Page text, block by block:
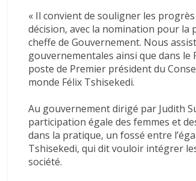
« Il convient de souligner les
décision, avec la nomination pour la
cheffe de Gouvernement. Nous
gouvernementales ainsi que dans
poste de Premier président du
monde Félix Tshisekedi.
Au gouvernement dirigé par Judith
participation égale des femmes et
dans la pratique, un fossé entre
Tshisekedi, qui dit vouloir intégrer
société.